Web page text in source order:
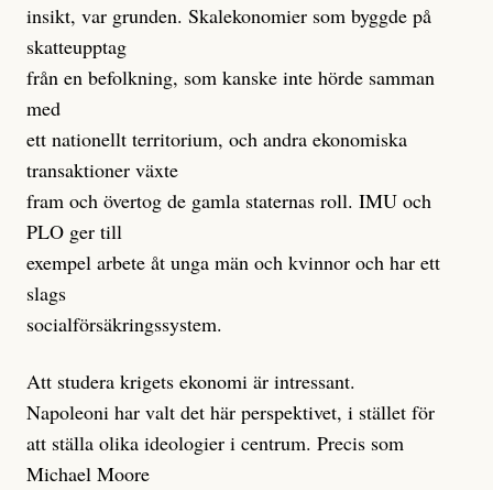
insikt, var grunden. Skalekonomier som byggde på
skatteupptag
från en befolkning, som kanske inte hörde samman
med
ett nationellt territorium, och andra ekonomiska
transaktioner växte
fram och övertog de gamla staternas roll. IMU och
PLO ger till
exempel arbete åt unga män och kvinnor och har ett
slags
socialförsäkringssystem.
Att studera krigets ekonomi är intressant.
Napoleoni har valt det här perspektivet, i stället för
att ställa olika ideologier i centrum. Precis som
Michael Moore